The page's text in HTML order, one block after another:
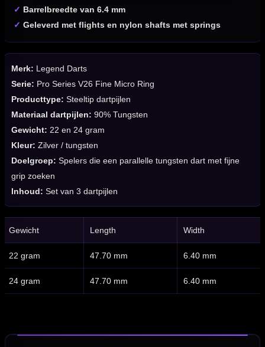
✓ Barrelbreedte van 6.4 mm
✓ Geleverd met flights en nylon shafts met springs
Merk: Legend Darts
Serie: Pro Series V26 Fine Micro Ring
Producttype: Steeltip dartpijlen
Materiaal dartpijlen: 90% Tungsten
Gewicht: 22 en 24 gram
Kleur: Zilver / tungsten
Doelgroep: Spelers die een parallelle tungsten dart met fijne
grip zoeken
Inhoud: Set van 3 dartpijlen
Gewicht Length Width
22 gram 47.70 mm 6.40 mm
24 gram 47.70 mm 6.40 mm